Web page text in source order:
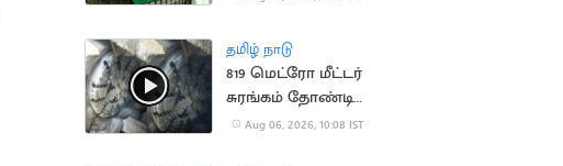
தமிழ் நாடு
819 மெட்ரோ மீட்டர்
சுரங்கம் தோண்டி
நீலகிரி இயந்திரம்
Aug 06, 2026, 10:08 IST